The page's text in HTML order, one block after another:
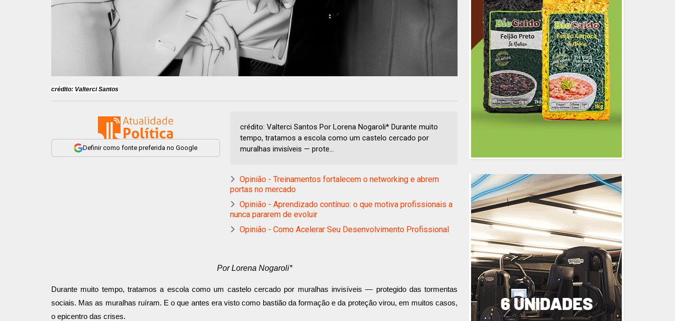
crédito: Valterci Santos
Definir como fonte preferida no Google
crédito: Valterci Santos Por Lorena Nogaroli* Durante muito
tempo, tratamos a escola como um castelo cercado por
muralhas invisíveis — prote...
Opinião - Treinamentos fortalecem o networking e abrem
portas no mercado
Opinião - Aprendizado contínuo: o que motiva profissionais a
nunca pararem de evoluir
Opinião - Como Acelerar Seu Desenvolvimento Profissional
Por Lorena Nogaroli*
Durante muito tempo, tratamos a escola como um castelo cercado por muralhas invisíveis — protegido das tormentas
sociais. Mas as muralhas ruíram. E o que antes era visto como bastião da formação e da proteção virou, em muitos casos,
o epicentro das crises.